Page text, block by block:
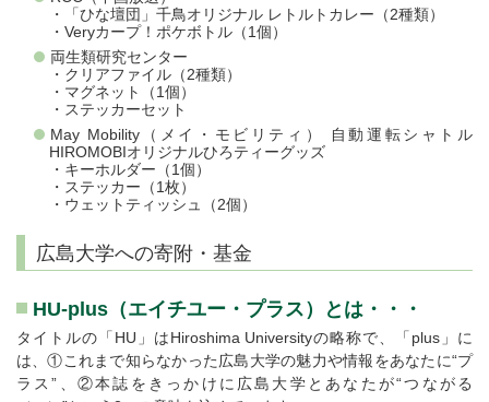
・「ひな壇団」千鳥オリジナル レトルトカレー（2種類）
・Veryカープ！ポケボトル（1個）
両生類研究センター
・クリアファイル（2種類）
・マグネット（1個）
・ステッカーセット
May Mobility（メイ・モビリティ） 自動運転シャトル
HIROMOBIオリジナルひろティーグッズ
・キーホルダー（1個）
・ステッカー（1枚）
・ウェットティッシュ（2個）
広島大学への寄附・基金
HU-plus（エイチユー・プラス）とは・・・
タイトルの「HU」はHiroshima Universityの略称で、「plus」に
は、①これまで知らなかった広島大学の魅力や情報をあなたに“プ
ラス”、②本誌をきっかけに広島大学とあなたが“つながる